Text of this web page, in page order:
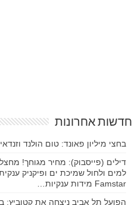
חדשות אחרונות
בחצי מיליון פאונד: טום הולנד
דילים (פייסבוק): מחיר מגוחך!
למים ולחול שמיכת ים ופיקניק
Famstar מידות ענקיות…
הפועל תל אביב ניצחה את קטוביץ;